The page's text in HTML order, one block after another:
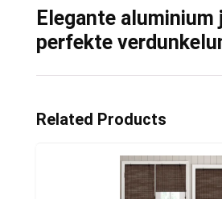
Elegante
perfekte
Related Products